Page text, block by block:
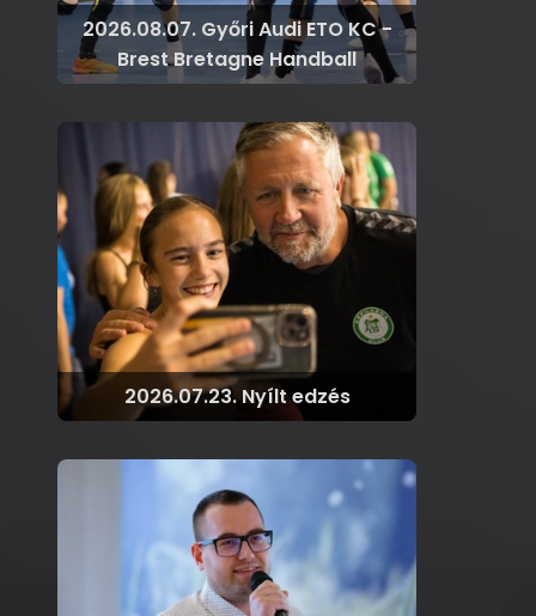
2026.08.07. Győri Audi ETO KC -
Brest Bretagne Handball
2026.07.23. Nyílt edzés